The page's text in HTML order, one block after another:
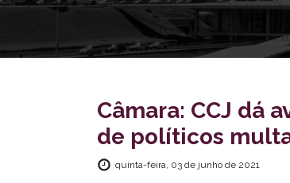
Câmara: CCJ dá
de políticos
quinta-feira, 03 de junho de 2021